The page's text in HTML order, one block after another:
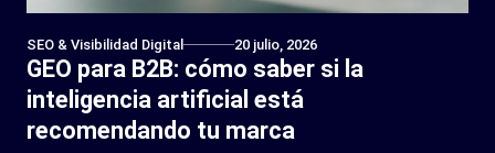
SEO & Visibilidad Digital 20 julio, 2026
GEO para B2B: cómo saber si la
inteligencia artificial está
recomendando tu marca